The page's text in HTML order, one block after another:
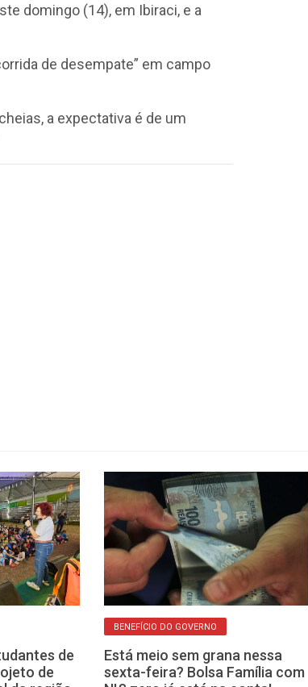
domingo (14), em Ibiraci, e a
de desempate” em campo
a expectativa é de um
de
de
BENEFÍCIO DO GOVERNO
Está meio sem grana nessa
sexta-feira? Bolsa Família com